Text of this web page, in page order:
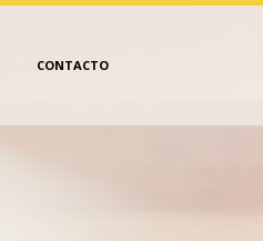
CONTACTO